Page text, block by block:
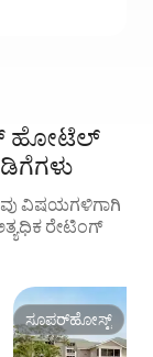
ಹೋಟೆಲ್
ವಿಷಯಗಳಿಗಾಗಿ
ರೇಟಿಂಗ್‌
ಸೂಪರ್‌ಹೋಸ್ಟ್
ಸೂಪರ್‌ಹೋಸ್ಟ್